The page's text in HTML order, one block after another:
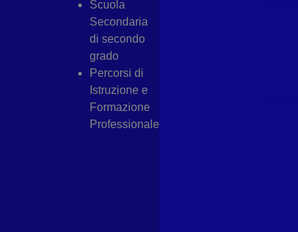
Scuola
Secondaria
di secondo
grado
Percorsi di
Istruzione e
Formazione
Professionale